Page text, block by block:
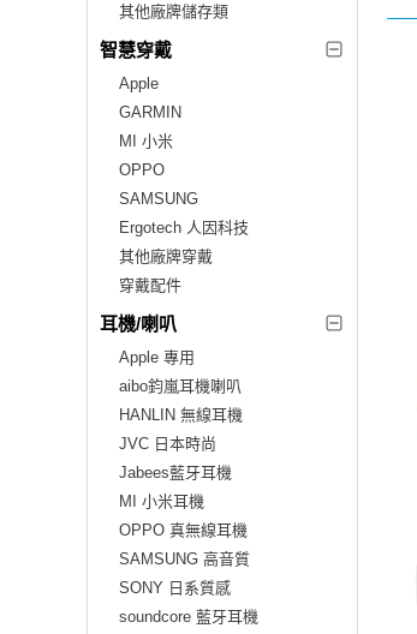
其他廠牌儲存類
智慧穿戴
Apple
GARMIN
MI 小米
OPPO
SAMSUNG
Ergotech 人因科技
其他廠牌穿戴
穿戴配件
耳機/喇叭
Apple 專用
aibo鈞嵐耳機喇叭
HANLIN 無線耳機
JVC 日本時尚
Jabees藍牙耳機
MI 小米耳機
OPPO 真無線耳機
SAMSUNG 高音質
SONY 日系質感
soundcore 藍牙耳機